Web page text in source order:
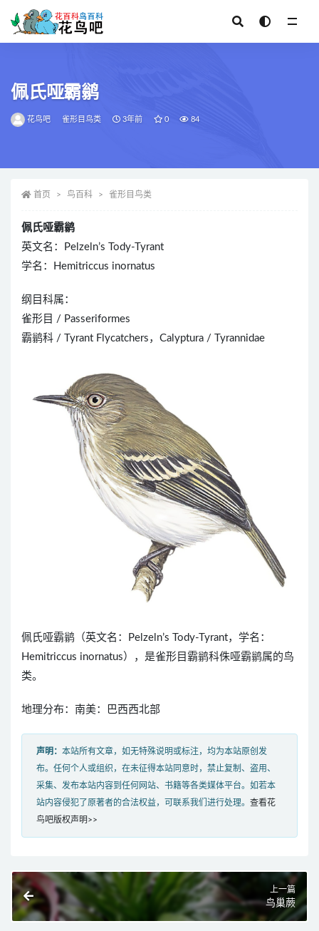
佩氏哑霸鹟
花鸟吧 雀形目鸟类 3年前 0 84
首页 鸟百科 雀形目鸟类
佩氏哑霸鹟
英文名：Pelzeln’s Tody-Tyrant
学名：Hemitriccus inornatus
纲目科属：
雀形目 / Passeriformes
霸鹟科 / Tyrant Flycatchers，Calyptura / Tyrannidae
佩氏哑霸鹟（英文名：Pelzeln’s Tody-Tyrant，学名：
Hemitriccus inornatus），是雀形目霸鹟科侏哑霸鹟属的鸟
类。
地理分布：南美：巴西西北部
声明： 本站所有文章，如无特殊说明或标注，均为本站原创发
布。任何个人或组织，在未征得本站同意时，禁止复制、盗用、
采集、发布本站内容到任何网站、书籍等各类媒体平台。如若本
站内容侵犯了原著者的合法权益，可联系我们进行处理。 查看花
鸟吧版权声明>>
上一篇
鸟巢蕨